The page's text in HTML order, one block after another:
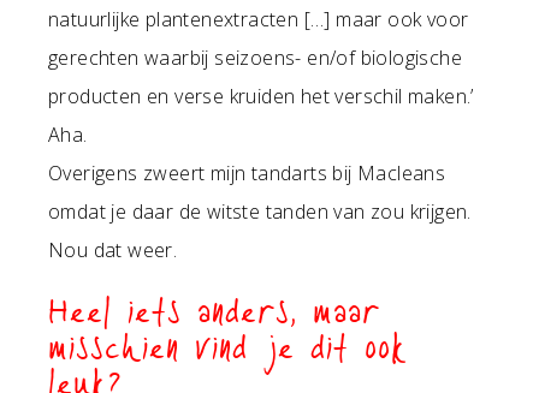
natuurlijke plantenextracten […] maar ook voor
gerechten waarbij seizoens- en/of biologische
producten en verse kruiden het verschil maken.’
Aha.
Overigens zweert mijn tandarts bij Macleans
omdat je daar de witste tanden van zou krijgen.
Nou dat weer.
Heel iets anders, maar
misschien vind je dit ook